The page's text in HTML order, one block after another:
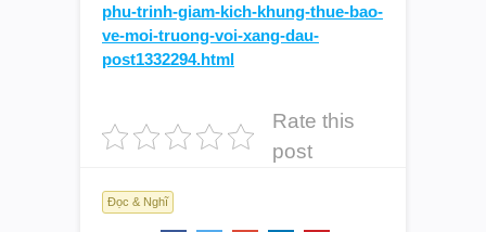
phu-trinh-giam-kich-khung-thue-bao-
ve-moi-truong-voi-xang-dau-
post1332294.html
Rate this
post
Đọc & Nghĩ